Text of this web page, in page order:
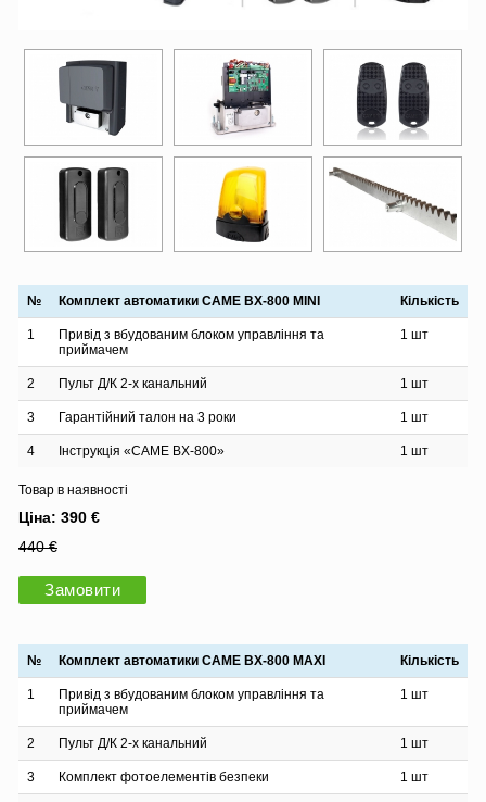
№ Комплект автоматики CAME BX-800 MINI Кількість
1
Привід з вбудованим блоком управління та
приймачем
1 шт
2 Пульт Д/К 2-х канальний 1 шт
3 Гарантійний талон на 3 роки 1 шт
4 Інструкція «CAME BX-800» 1 шт
Товар в наявності
Ціна: 390 €
440 €
Замовити
№ Комплект автоматики CAME BX-800 MAXI Кількість
1
Привід з вбудованим блоком управління та
приймачем
1 шт
2 Пульт Д/К 2-х канальний 1 шт
3 Комплект фотоелементів безпеки 1 шт